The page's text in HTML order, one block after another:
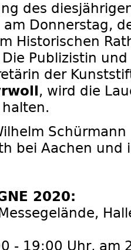
des diesjährigen
am Donnerstag,
Historischen
Publizistin
der
, wird die
Schürmann
bei Aachen und
2020:
- 19:00 Uhr, am